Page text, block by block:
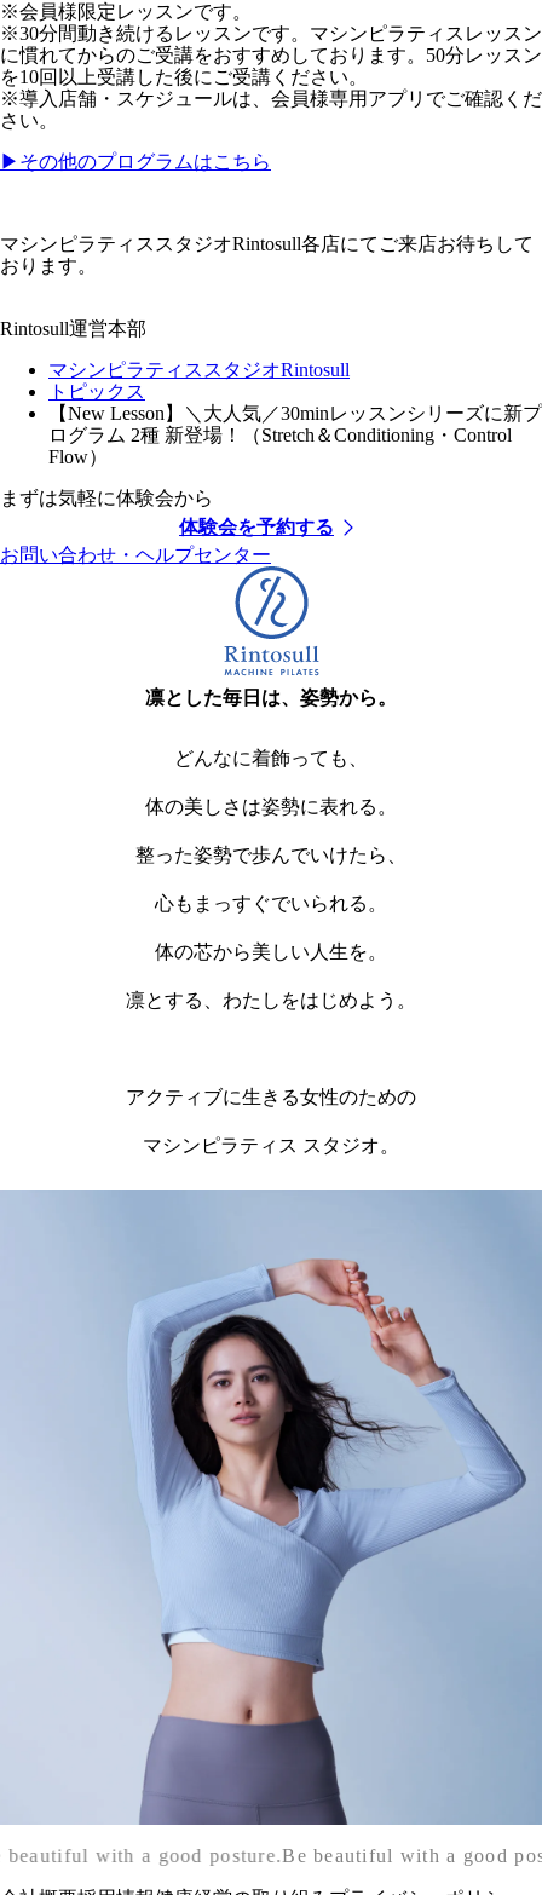
※会員様限定レッスンです。
※30分間動き続けるレッスンです。マシンピラティスレッスン
に慣れてからのご受講をおすすめしております。50分レッスン
を10回以上受講した後にご受講ください。
※導入店舗・スケジュールは、会員様専用アプリでご確認くだ
さい。
▶その他のプログラムはこちら
マシンピラティススタジオRintosull各店にてご来店お待ちして
おります。
Rintosull運営本部
マシンピラティススタジオRintosull
トピックス
【New Lesson】＼大人気／30minレッスンシリーズに新プ
ログラム 2種 新登場！（Stretch＆Conditioning・Control
Flow）
まずは気軽に体験会から
体験会を予約する
お問い合わせ・ヘルプセンター
凛とした毎日は、姿勢から。
どんなに着飾っても、
体の美しさは姿勢に表れる。
整った姿勢で歩んでいけたら、
心もまっすぐでいられる。
体の芯から美しい人生を。
凛とする、わたしをはじめよう。
アクティブに生きる女性のための
マシンピラティス スタジオ。
beautiful with a good posture.Be beautiful with a good